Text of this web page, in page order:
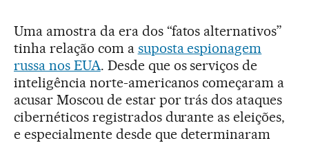
Uma amostra da era dos “fatos alternativos”
tinha relação com a suposta espionagem
russa nos EUA. Desde que os serviços de
inteligência norte-americanos começaram a
acusar Moscou de estar por trás dos ataques
cibernéticos registrados durante as eleições,
e especialmente desde que determinaram